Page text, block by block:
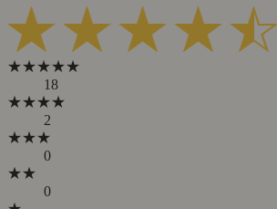
★★★★★
18
★★★★
2
★★★
0
★★
0